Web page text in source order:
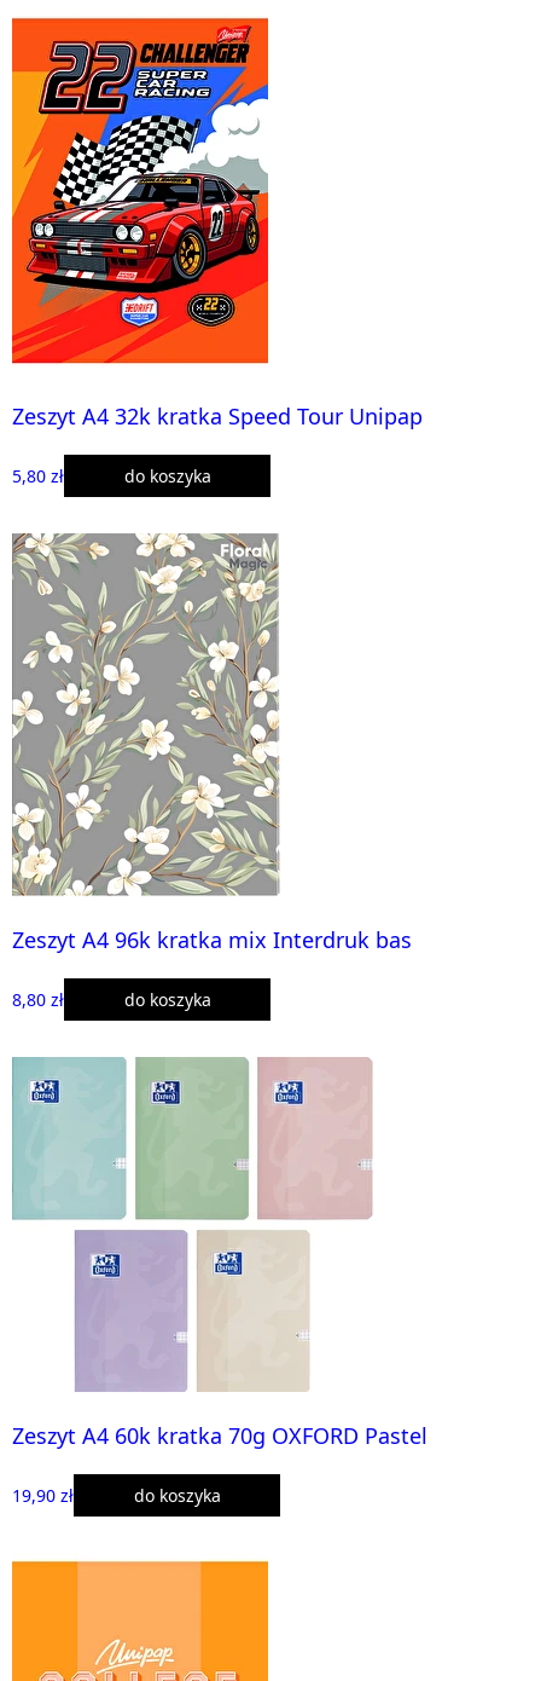
Zeszyt A4 32k kratka Speed Tour Unipap
5,80 zł do koszyka
Zeszyt A4 96k kratka mix Interdruk bas
8,80 zł do koszyka
Zeszyt A4 60k kratka 70g OXFORD Pastel
19,90 zł do koszyka